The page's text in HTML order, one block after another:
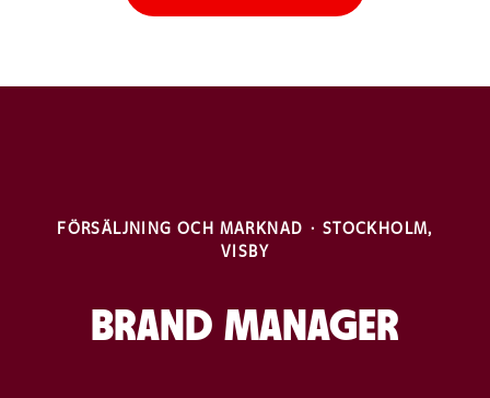
FÖRSÄLJNING OCH MARKNAD · STOCKHOLM,
VISBY
BRAND MANAGER